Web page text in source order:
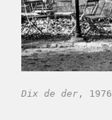
Dix de der , 1976